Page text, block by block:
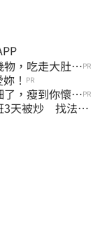
APP
物，吃走大肚
PR
！ PR
，瘦到你懷疑PR
3天被炒 找法院